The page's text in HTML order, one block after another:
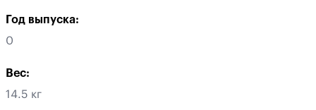
Год выпуска:
0
Вес:
14.5 кг